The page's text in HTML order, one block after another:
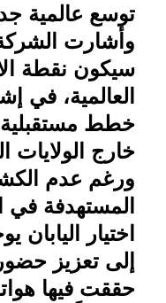
توسع عالمية
وأشارت
سيكون نقطة
العالمية، في
خطط مستقبلية
خارج الولايات
ورغم عدم
المستهدفة في
اختيار
إلى تعزيز
حققت فيها